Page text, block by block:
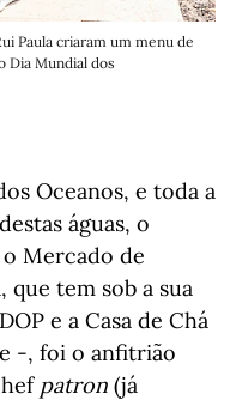
Paula criaram um menu de
Dia Mundial dos
Oceanos, e toda a
águas, o
Mercado de
que tem sob a sua
e a Casa de Chá
-, foi o anfitrião
patron (já